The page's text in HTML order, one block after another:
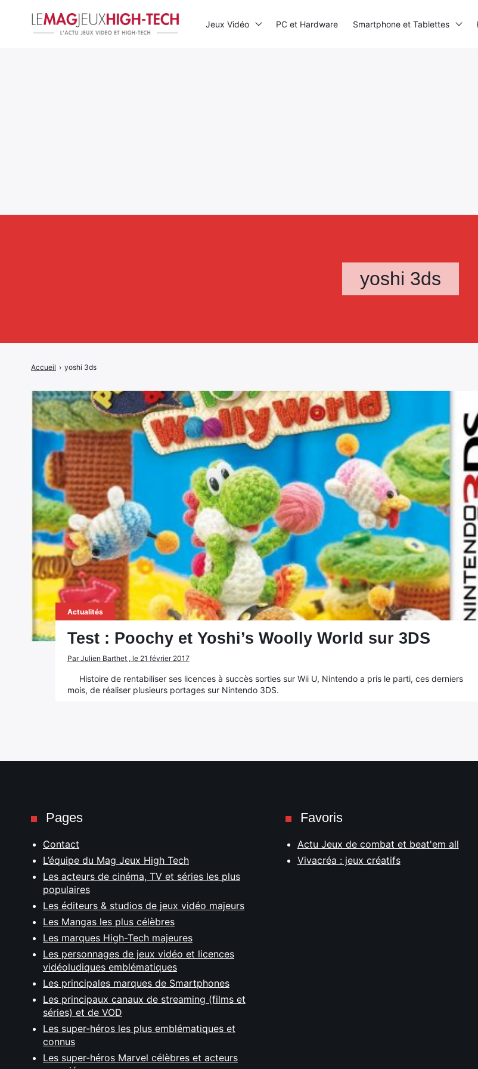
yoshi 3ds
Accueil › yoshi 3ds
Actualités
Test : Poochy et Yoshi’s Woolly World sur 3DS
Par Julien Barthet , le 21 février 2017
Histoire de rentabiliser ses licences à succès sorties sur Wii U, Nintendo a pris le parti, ces derniers
mois, de réaliser plusieurs portages sur Nintendo 3DS.
Jeux Vidéo PC et Hardware Smartphone et Tablettes
Pages
Contact
L’équipe du Mag Jeux High Tech
Les acteurs de cinéma, TV et séries les plus
populaires
Les éditeurs & studios de jeux vidéo majeurs
Les Mangas les plus célèbres
Les marques High-Tech majeures
Les personnages de jeux vidéo et licences
vidéoludiques emblématiques
Les principales marques de Smartphones
Les principaux canaux de streaming (films et
séries) et de VOD
Les super-héros les plus emblématiques et
connus
Les super-héros Marvel célèbres et acteurs
Favoris
Actu Jeux de combat et beat'em all
Vivacréa : jeux créatifs